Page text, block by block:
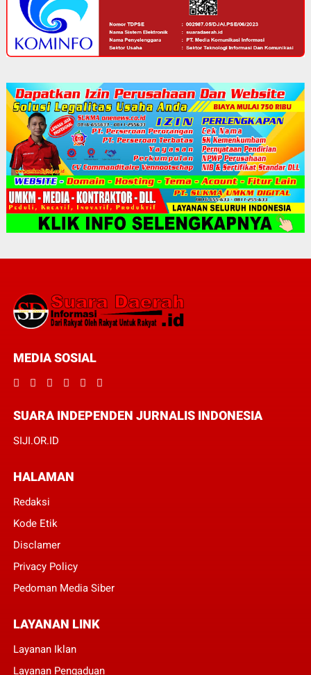
MEDIA SOSIAL
SUARA INDEPENDEN JURNALIS INDONESIA
SIJI.OR.ID
HALAMAN
Redaksi
Kode Etik
Disclamer
Privacy Policy
Pedoman Media Siber
LAYANAN LINK
Layanan Iklan
Layanan Pengaduan